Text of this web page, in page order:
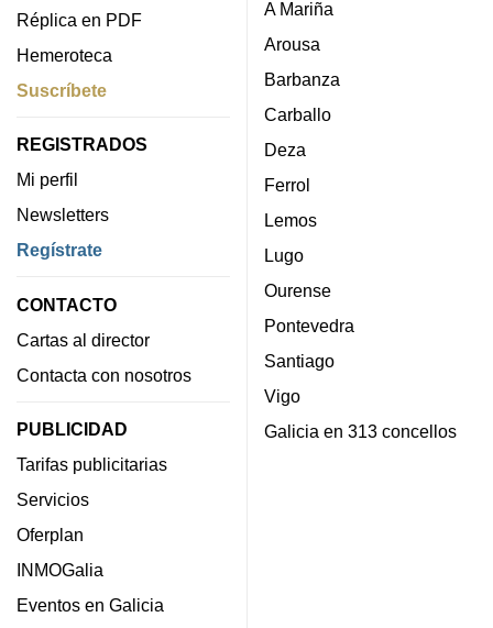
Réplica en PDF
Hemeroteca
Suscríbete
REGISTRADOS
Mi perfil
Newsletters
Regístrate
CONTACTO
Cartas al director
Contacta con nosotros
PUBLICIDAD
Tarifas publicitarias
Servicios
Oferplan
INMOGalia
Eventos en Galicia
A Mariña
Arousa
Barbanza
Carballo
Deza
Ferrol
Lemos
Lugo
Ourense
Pontevedra
Santiago
Vigo
Galicia en 313 concellos